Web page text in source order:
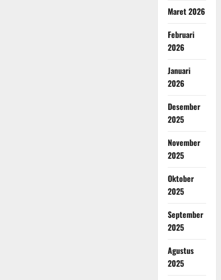
Maret 2026
Februari
2026
Januari
2026
Desember
2025
November
2025
Oktober
2025
September
2025
Agustus
2025